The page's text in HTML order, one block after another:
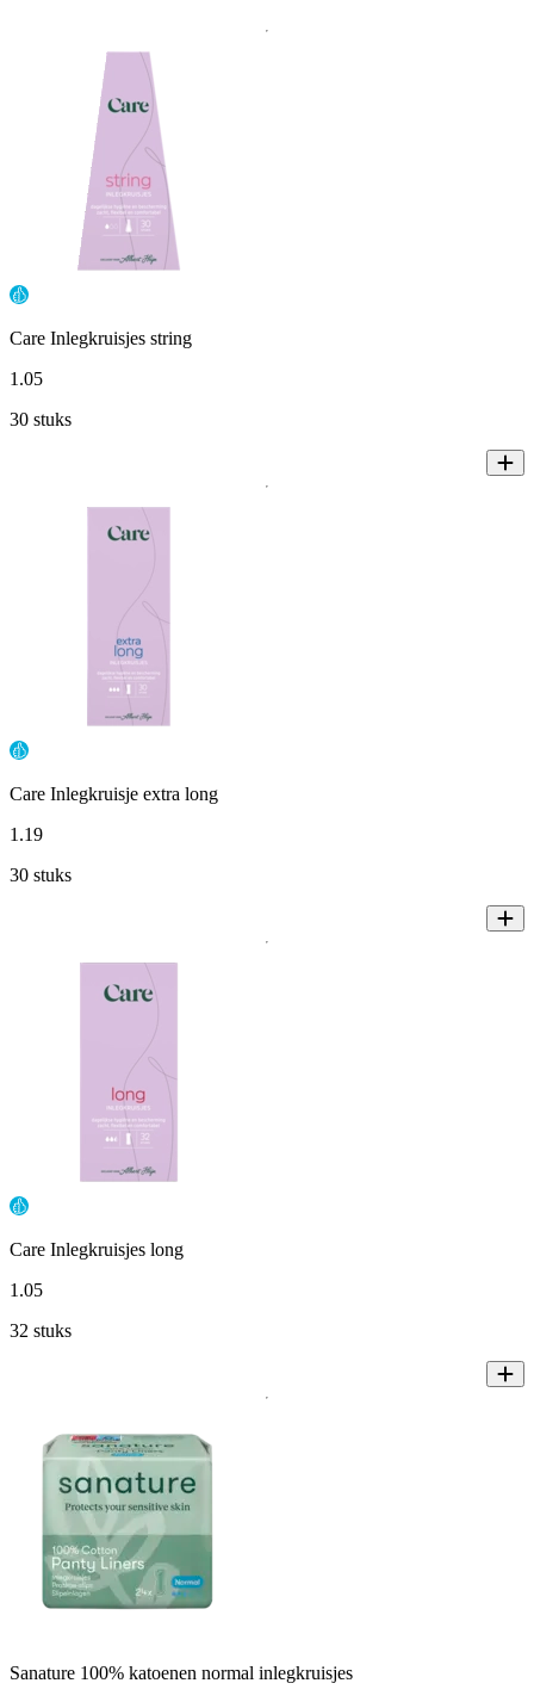
Care Inlegkruisjes string
1.05
30 stuks
Care Inlegkruisje extra long
1.19
30 stuks
Care Inlegkruisjes long
1.05
32 stuks
Sanature 100% katoenen normal inlegkruisjes